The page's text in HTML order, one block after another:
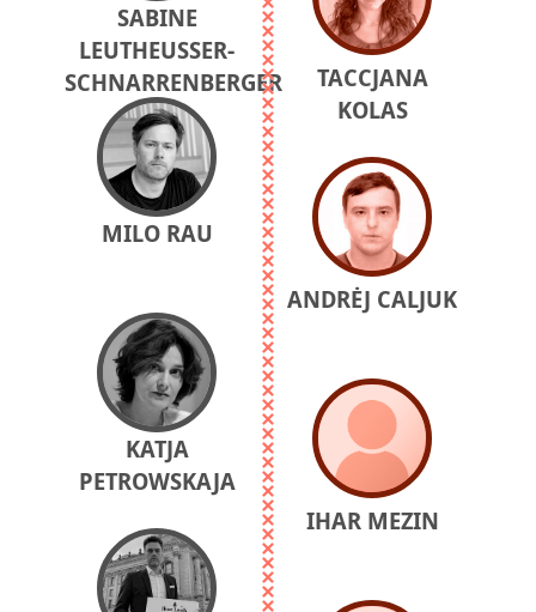
SABINE
LEUTHEUSSER-
SCHNARRENBERGER
MILO RAU
KATJA
PETROWSKAJA
TACCJANA
KOLAS
ANDRĖJ CALJUK
IHAR MEZIN